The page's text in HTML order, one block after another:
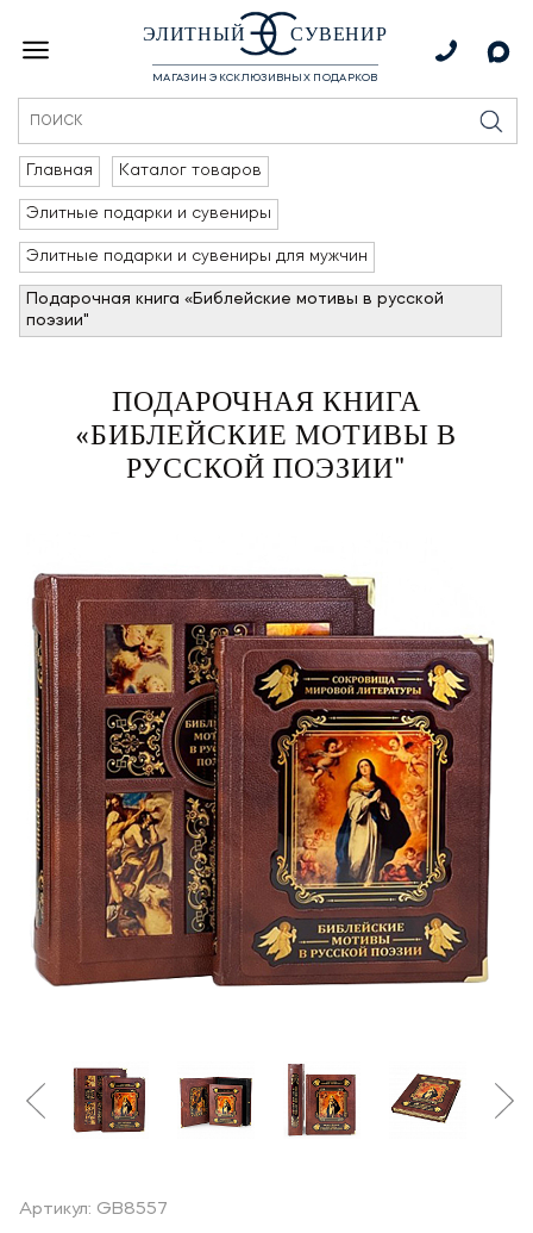
ЭЛИТНЫЙ СУВЕНИР
МАГАЗИН ЭКСКЛЮЗИВНЫХ ПОДАРКОВ
Главная Каталог товаров
Элитные подарки и сувениры
Элитные подарки и сувениры для мужчин
Подарочная книга «Библейские мотивы в русской
поэзии"
ПОДАРОЧНАЯ КНИГА
«БИБЛЕЙСКИЕ МОТИВЫ В
РУССКОЙ ПОЭЗИИ"
Артикул: GB8557